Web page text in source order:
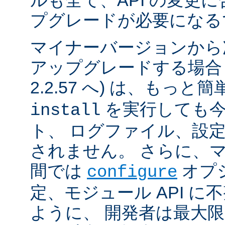
プグレードが必要にな
マイナーバージョンか
アップグレードする場
2.2.57 へ) は、もっと簡
install を実行しても
ト、 ログファイル、設
されません。 さらに、
間では configure オプ
定、モジュール API に
ように、 開発者は最大